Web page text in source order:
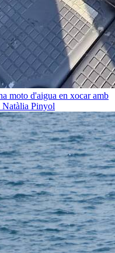
moto d'aigua en xocar amb
Natàlia Pinyol